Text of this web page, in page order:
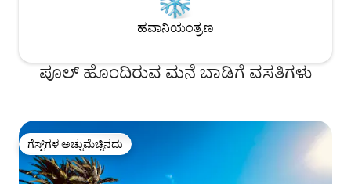
ಹವಾನಿಯಂತ್ರಣ
ಪೂಲ್ ಹೊಂದಿರುವ ಮನೆ ಬಾಡಿಗೆ ವಸತಿಗಳು
ಗೆಸ್ಟ್‌ಗಳ ಅಚ್ಚುಮೆಚ್ಚಿನದು
ಗೆಸ್ಟ್‌ಗಳ ಅಚ್ಚುಮೆಚ್ಚಿನದು